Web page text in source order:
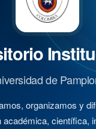
de
organizamos y
académica, científica,